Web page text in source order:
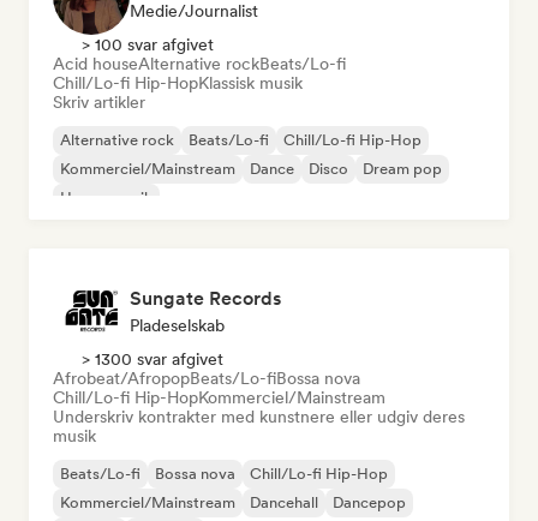
Medie/journalist
> 100 svar afgivet
Acid houseAlternative rockBeats/Lo-fi
Chill/Lo-fi Hip-HopKlassisk musik
Skriv artikler
Alternative rock Beats/Lo-fi
Chill/Lo-fi Hip-Hop
Kommerciel/Mainstream
Dance Disco
Dream pop
House-musik
Sungate Records
Pladeselskab
> 1300 svar afgivet
Afrobeat/AfropopBeats/Lo-fiBossa nova
Chill/Lo-fi Hip-HopKommerciel/Mainstream
Underskriv kontrakter med kunstnere eller udgiv deres
musik
Beats/Lo-fi Bossa nova
Chill/Lo-fi Hip-Hop
Kommerciel/Mainstream
Dancehall
Dancepop